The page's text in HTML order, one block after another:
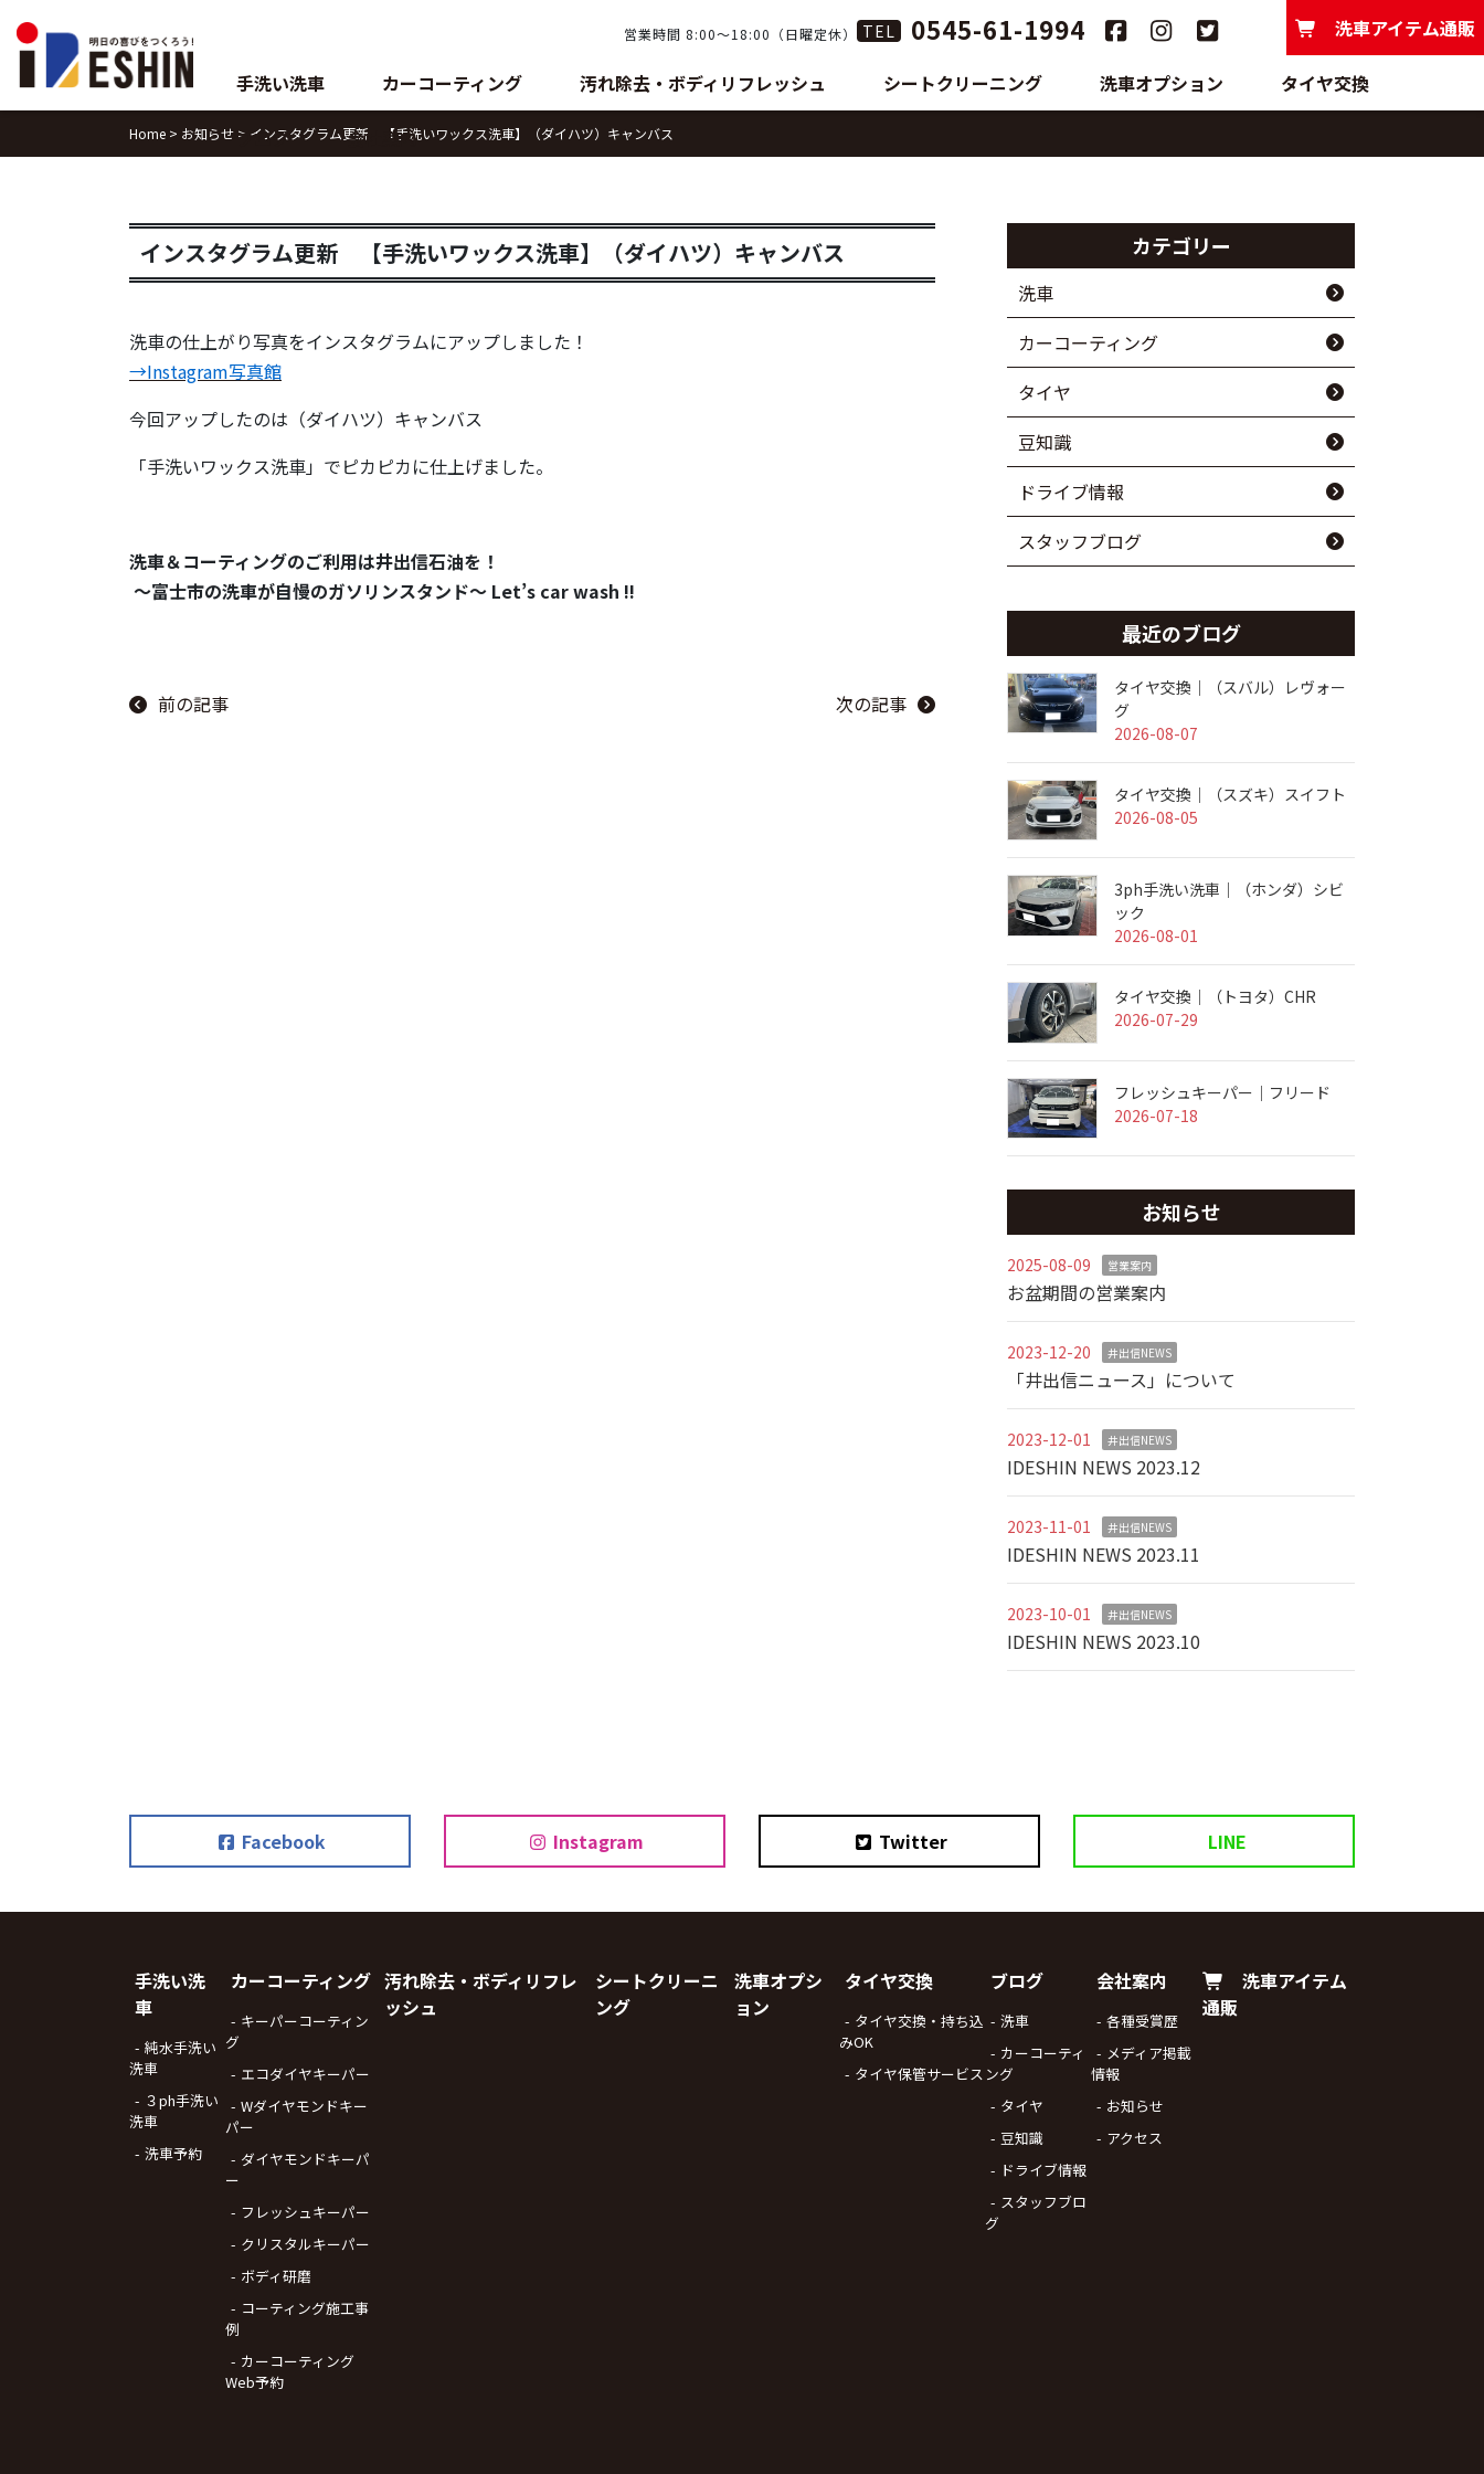
to
content
営業時間 8:00〜18:00（日曜定休） TEL 0545-61-1994
手洗い洗車 カーコーティング 汚れ除去・ボディリフレッシュ シートクリーニング 洗車オプション タイヤ交換
ブログ 会社案内
洗車アイテム通販
Home > お知らせ > インスタグラム更新 【手洗いワックス洗車】（ダイハツ）キャンバス
インスタグラム更新 【手洗いワックス洗車】（ダイハツ）キャンバス
洗車の仕上がり写真をインスタグラムにアップしました！
→Instagram写真館
今回アップしたのは（ダイハツ）キャンバス
「手洗いワックス洗車」でピカピカに仕上げました。
洗車＆コーティングのご利用は井出信石油を！
～富士市の洗車が自慢のガソリンスタンド～ Let’s car wash !!
前の記事 次の記事
カテゴリー
洗車
カーコーティング
タイヤ
豆知識
ドライブ情報
スタッフブログ
最近のブログ
タイヤ交換｜（スバル）レヴォー
グ
2026-08-07
タイヤ交換｜（スズキ）スイフト
2026-08-05
3ph手洗い洗車｜（ホンダ）シビ
ック
2026-08-01
タイヤ交換｜（トヨタ）CHR
2026-07-29
フレッシュキーパー｜フリード
2026-07-18
お知らせ
2025-08-09 営業案内
お盆期間の営業案内
2023-12-20 井出信NEWS
「井出信ニュース」について
2023-12-01 井出信NEWS
IDESHIN NEWS 2023.12
2023-11-01 井出信NEWS
IDESHIN NEWS 2023.11
2023-10-01 井出信NEWS
IDESHIN NEWS 2023.10
Facebook Instagram Twitter LINE
手洗い洗
車
純水手洗い
洗車
３ph手洗い
洗車
洗車予約
カーコーティング
キーパーコーティン
グ
エコダイヤキーパー
Wダイヤモンドキー
パー
ダイヤモンドキーパ
ー
フレッシュキーパー
クリスタルキーパー
ボディ研磨
コーティング施工事
例
カーコーティング
Web予約
汚れ除去・ボディリフレ
ッシュ
シートクリーニ
ング
洗車オプシ
ョン
タイヤ交換
タイヤ交換・持ち込
みOK
タイヤ保管サービス
ブログ
洗車
カーコーティ
ング
タイヤ
豆知識
ドライブ情報
スタッフブロ
グ
会社案内
各種受賞歴
メディア掲載
情報
お知らせ
アクセス
洗車アイテム
通販